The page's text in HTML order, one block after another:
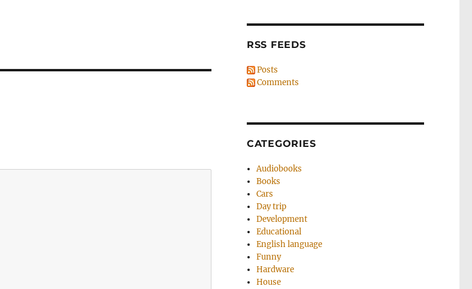
RSS FEEDS
Posts
Comments
CATEGORIES
Audiobooks
Books
Cars
Day trip
Development
Educational
English language
Funny
Hardware
House